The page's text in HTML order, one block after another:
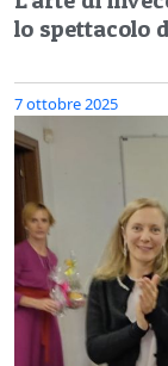
lo spettacolo
7 ottobre 2025